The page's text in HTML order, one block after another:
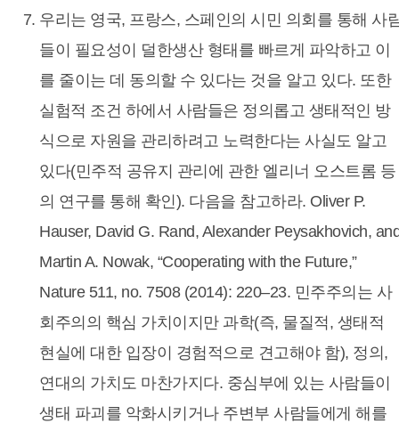
우리는 영국, 프랑스, 스페인의 시민 의회를 통해 사
들이 필요성이 덜한생산 형태를 빠르게 파악하고 이
를 줄이는 데 동의할 수 있다는 것을 알고 있다. 또한
실험적 조건 하에서 사람들은 정의롭고 생태적인 방
식으로 자원을 관리하려고 노력한다는 사실도 알고
있다(민주적 공유지 관리에 관한 엘리너 오스트롬 등
의 연구를 통해 확인). 다음을 참고하라. Oliver P.
Hauser, David G. Rand, Alexander Peysakhovich,
Martin A. Nowak, “Cooperating with the Future,”
Nature 511, no. 7508 (2014): 220–23. 민주주의는 사
회주의의 핵심 가치이지만 과학(즉, 물질적, 생태적
현실에 대한 입장이 경험적으로 견고해야 함), 정의,
연대의 가치도 마찬가지다. 중심부에 있는 사람들이
생태 파괴를 악화시키거나 주변부 사람들에게 해를